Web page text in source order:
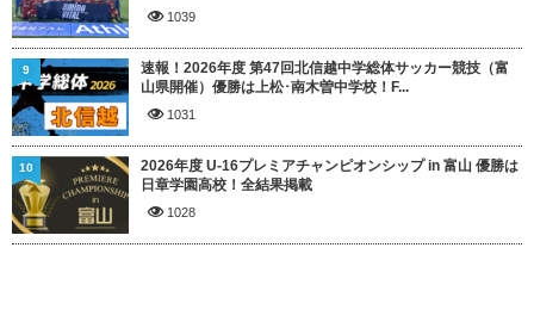
1039
速報！2026年度 第47回北信越中学総体サッカー競技（富
山県開催）優勝は上松･南木曽中学校！F...
1031
9
2026年度 U-16プレミアチャンピオンシップ in 富山 優勝は
日章学園高校！全結果掲載
1028
10